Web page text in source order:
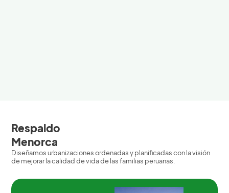
Respaldo
Menorca
Diseñamos urbanizaciones ordenadas y planificadas con la visión
de mejorar la calidad de vida de las familias peruanas.